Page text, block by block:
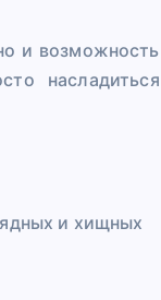
и возможность
насладиться
и хищных